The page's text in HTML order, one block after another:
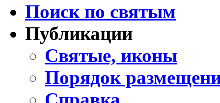
Поиск по святым
Публикации
Святые, иконы
Порядок